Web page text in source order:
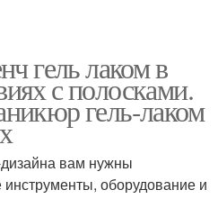
гель лаком в
с полосками.
гель-лаком
вам нужны
оборудование и